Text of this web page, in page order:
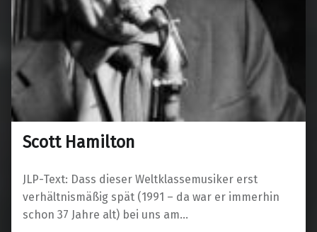
Scott Hamilton
JLP-Text: Dass dieser Weltklassemusiker erst
verhältnismäßig spät (1991 – da war er immerhin
schon 37 Jahre alt) bei uns am…